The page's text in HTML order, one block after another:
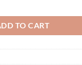
TO CART